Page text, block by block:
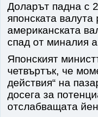
Доларът падна с
японската валута
американската
спад от миналия
Японският
четвъртък, че
действия“ на
досега за
отслабващата